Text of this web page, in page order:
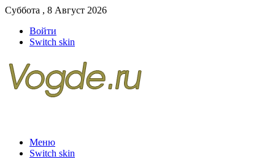
Суббота , 8 Август 2026
Войти
Switch skin
Меню
Switch skin